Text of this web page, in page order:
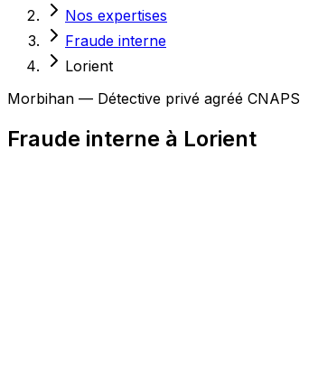
Nos expertises
Fraude interne
Lorient
Morbihan — Détective privé agréé CNAPS
Fraude interne à Lorient